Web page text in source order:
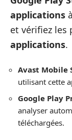
applications
et vérifiez les
applications.
Avast Mobile
utilisant cette
Google Play
analyser
téléchargées.